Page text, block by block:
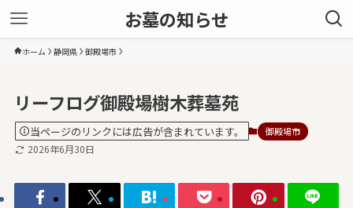
お墓の知らせ
ホーム 静岡県 御殿場市
リーフログ御殿場樹木葬墓苑
当ページのリンクには広告が含まれています。 御殿場市
2026年6月30日